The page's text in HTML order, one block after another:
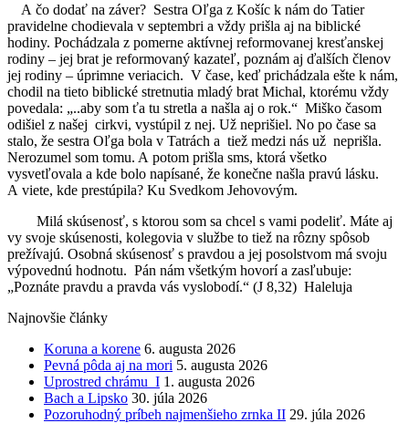
A čo dodať na záver? Sestra Oľga z Košíc k nám do Tatier
pravidelne chodievala v septembri a vždy prišla aj na biblické
hodiny. Pochádzala z pomerne aktívnej reformovanej kresťanskej
rodiny – jej brat je reformovaný kazateľ, poznám aj ďalších členov
jej rodiny – úprimne veriacich. V čase, keď prichádzala ešte k nám,
chodil na tieto biblické stretnutia mladý brat Michal, ktorému vždy
povedala: „..aby som ťa tu stretla a našla aj o rok.“ Miško časom
odišiel z našej cirkvi, vystúpil z nej. Už neprišiel. No po čase sa
stalo, že sestra Oľga bola v Tatrách a tiež medzi nás už neprišla.
Nerozumel som tomu. A potom prišla sms, ktorá všetko
vysvetľovala a kde bolo napísané, že konečne našla pravú lásku.
A viete, kde prestúpila? Ku Svedkom Jehovovým.
Milá skúsenosť, s ktorou som sa chcel s vami podeliť. Máte aj
vy svoje skúsenosti, kolegovia v službe to tiež na rôzny spôsob
prežívajú. Osobná skúsenosť s pravdou a jej posolstvom má svoju
výpovednú hodnotu. Pán nám všetkým hovorí a zasľubuje:
„Poznáte pravdu a pravda vás vyslobodí.“ (J 8,32) Haleluja
Najnovšie články
Koruna a korene 6. augusta 2026
Pevná pôda aj na mori 5. augusta 2026
Uprostred chrámu I 1. augusta 2026
Bach a Lipsko 30. júla 2026
Pozoruhodný príbeh najmenšieho zrnka II 29. júla 2026